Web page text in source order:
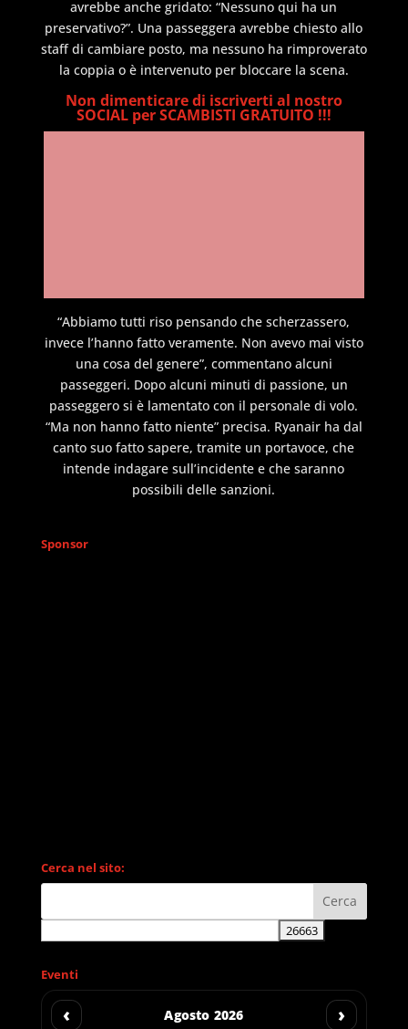
avrebbe anche gridato: “Nessuno qui ha un
preservativo?”. Una passeggera avrebbe chiesto allo
staff di cambiare posto, ma nessuno ha rimproverato
la coppia o è intervenuto per bloccare la scena.
Non dimenticare di iscriverti al nostro
SOCIAL per SCAMBISTI GRATUITO !!!
“Abbiamo tutti riso pensando che scherzassero,
invece l’hanno fatto veramente. Non avevo mai visto
una cosa del genere”, commentano alcuni
passeggeri. Dopo alcuni minuti di passione, un
passeggero si è lamentato con il personale di volo.
“Ma non hanno fatto niente” precisa. Ryanair ha dal
canto suo fatto sapere, tramite un portavoce, che
intende indagare sull’incidente e che saranno
possibili delle sanzioni.
Sponsor
Cerca nel sito:
Eventi
‹ Agosto 2026 ›